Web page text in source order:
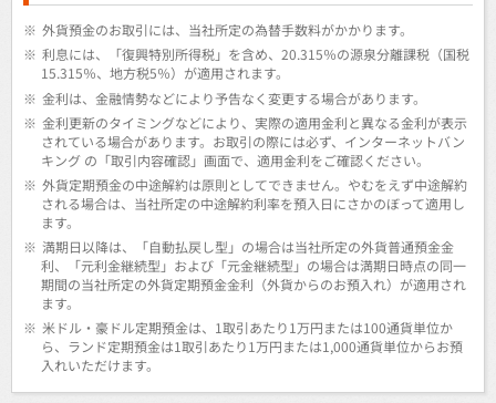
※ 外貨預金のお取引には、当社所定の為替手数料がかかります。
※ 利息には、「復興特別所得税」を含め、20.315％の源泉分離課税（国税
15.315％、地方税5％）が適用されます。
※ 金利は、金融情勢などにより予告なく変更する場合があります。
※ 金利更新のタイミングなどにより、実際の適用金利と異なる金利が表示
されている場合があります。お取引の際には必ず、インターネットバン
キング の「取引内容確認」画面で、適用金利をご確認ください。
※ 外貨定期預金の中途解約は原則としてできません。やむをえず中途解約
される場合は、当社所定の中途解約利率を預入日にさかのぼって適用し
ます。
※ 満期日以降は、「自動払戻し型」の場合は当社所定の外貨普通預金金
利、「元利金継続型」および「元金継続型」の場合は満期日時点の同一
期間の当社所定の外貨定期預金金利（外貨からのお預入れ）が適用され
ます。
※ 米ドル・豪ドル定期預金は、1取引あたり1万円または100通貨単位か
ら、ランド定期預金は1取引あたり1万円または1,000通貨単位からお預
入れいただけます。